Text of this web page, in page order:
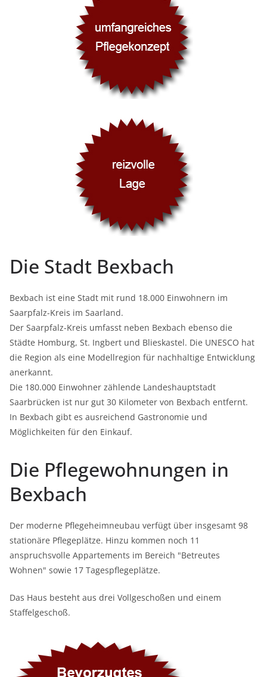
Die Stadt Bexbach
Bexbach ist eine Stadt mit rund 18.000 Einwohnern im
Saarpfalz-Kreis im Saarland.
Der Saarpfalz-Kreis umfasst neben Bexbach ebenso die
Städte Homburg, St. Ingbert und Blieskastel. Die UNESCO hat
die Region als eine Modellregion für nachhaltige Entwicklung
anerkannt.
Die 180.000 Einwohner zählende Landeshauptstadt
Saarbrücken ist nur gut 30 Kilometer von Bexbach entfernt.
In Bexbach gibt es ausreichend Gastronomie und
Möglichkeiten für den Einkauf.
Die Pflegewohnungen in
Bexbach
Der moderne Pflegeheimneubau verfügt über insgesamt 98
stationäre Pflegeplätze. Hinzu kommen noch 11
anspruchsvolle Appartements im Bereich "Betreutes
Wohnen" sowie 17 Tagespflegeplätze.
Das Haus besteht aus drei Vollgeschoßen und einem
Staffelgeschoß.